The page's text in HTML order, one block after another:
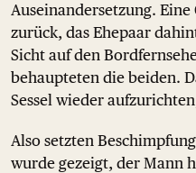
Auseinandersetzung.
zurück, das Ehepaar
Sicht auf den
behaupteten die beiden.
Sessel wieder
Also setzten
wurde gezeigt, der Mann